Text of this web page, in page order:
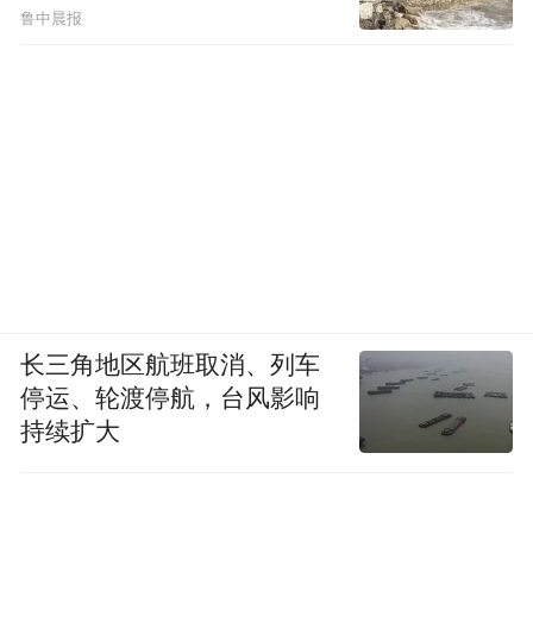
鲁中晨报
长三角地区航班取消、列车
停运、轮渡停航，台风影响
持续扩大